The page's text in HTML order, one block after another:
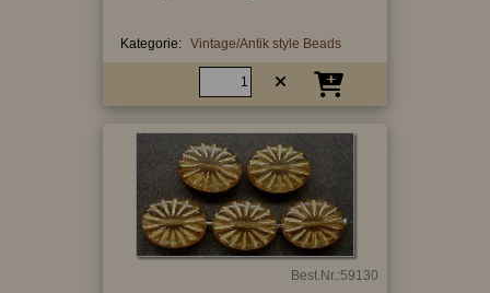
Kategorie: Vintage/Antik style Beads
Best.Nr.:59130